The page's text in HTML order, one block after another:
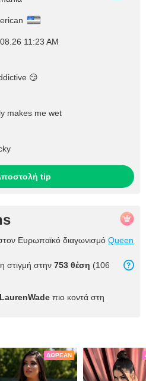
11:23 AM
😏
makes me wet
tip
Ευρωπαϊκό διαγωνισμό Queen
στιγμή στην 753 θέση (106
LaurenWade πιο κοντά στη
ΔΩΡΕΆΝ